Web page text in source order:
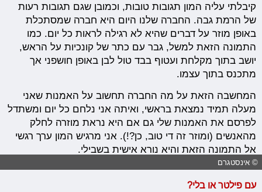
קיבלתי עליה המון תגובות טובות, וכמובן שגם תגובות רעות
של הרמת גבה. החברה שלנו היום היא חברה שמסתכלת
באופן מוזר על דברים שהיא לא רגילה לראות כל יום. כמו
התמונה הזאת למשל, גבר עם כתר של קונכיות על הראש,
יושב בתוך מקלחת ועטוף בבד טול לבן באופן חושפני אך
מתכנס בתוך עצמו.
המחשבה הזאת על מה החברה תחשוב על האמנות שאני
מעלה תמיד נמצאת בראשי, ואיתה אני נלחם כל יום ומשתדל
לפרסם את האמנות שלי גם אם היא נראת מוזרה לחלק
מהאנשים (ומוזר זה די טוב, כן?!). אני מרגיש המון ערך רגשי
אל התמונה הזאת והיא נורא אישית בשבילי.
© אינסטגרם
עם פילטר או בלי?